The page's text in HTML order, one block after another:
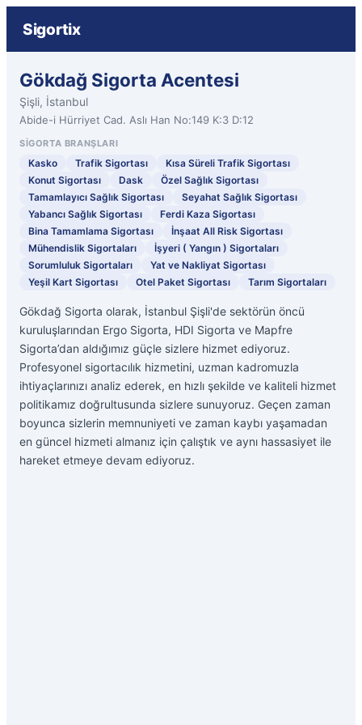
Sigortix
Gökdağ Sigorta Acentesi
Şişli, İstanbul
Abide-i Hürriyet Cad. Aslı Han No:149 K:3 D:12
SIGORTA BRANŞLARI
Kasko Trafik Sigortası
Kısa Süreli Trafik Sigortası
Konut Sigortası
Dask
Özel Sağlık Sigortası
Tamamlayıcı Sağlık Sigortası
Seyahat Sağlık Sigortası
Yabancı Sağlık Sigortası
Ferdi Kaza Sigortası
Bina Tamamlama Sigortası
İnşaat All Risk Sigortası
Mühendislik Sigortaları
İşyeri ( Yangın ) Sigortaları
Sorumluluk Sigortaları
Yat ve Nakliyat Sigortası
Yeşil Kart Sigortası
Otel Paket Sigortası Tarım Sigortaları
Gökdağ Sigorta olarak, İstanbul Şişli'de sektörün öncü
kuruluşlarından Ergo Sigorta, HDI Sigorta ve Mapfre
Sigorta’dan aldığımız güçle sizlere hizmet ediyoruz.
Profesyonel sigortacılık hizmetini, uzman kadromuzla
ihtiyaçlarınızı analiz ederek, en hızlı şekilde ve kaliteli hizmet
politikamız doğrultusunda sizlere sunuyoruz. Geçen zaman
boyunca sizlerin memnuniyeti ve zaman kaybı yaşamadan
en güncel hizmeti almanız için çalıştık ve aynı hassasiyet ile
hareket etmeye devam ediyoruz.